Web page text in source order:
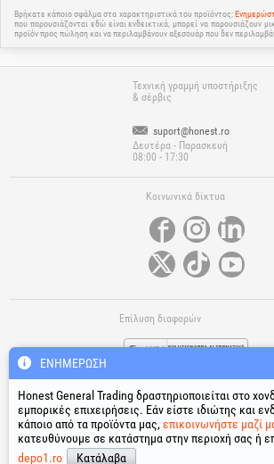
Βρήκατε κάποιο σφάλμα στα χαρακτηριστικά του προϊόντος;
που παρουσιάζονται εδώ είναι ενδεικτικά, μπορεί να παρουσιάζουν
προϊόν προς πώληση και να περιλαμβάνουν αξεσουάρ που δεν
Τεχνική γραμμή υποστήριξης
& σέρβις
suport@honest.ro
Δευτέρα - Παρασκευή
08:00 - 17:30
Κοινωνικά δίκτυα
Επίλυση διαφορών
Χρήσιμοι σύνδεσμοι
ΕΝΗΜΈΡΩΣΗ
Honest General Trading δραστηριοποιείται στο
εμπορικές επιχειρήσεις. Εάν είστε ιδιώτης και
κάποιο από τα προϊόντα μας, επικοινωνήστε μαζί
κατευθύνουμε σε κατάστημα στην περιοχή σας ή
depo1.ro
Κατάλαβα